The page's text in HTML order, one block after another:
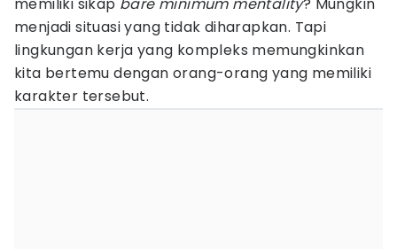
menjadi situasi yang tidak diharapkan. Tapi
lingkungan kerja yang kompleks memungkinkan
kita bertemu dengan orang-orang yang memiliki
karakter tersebut.